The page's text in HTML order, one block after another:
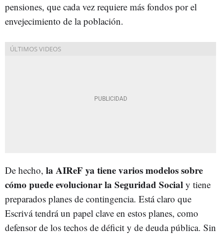
pensiones, que cada vez requiere más fondos por el
envejecimiento de la población.
De hecho, la AIReF ya tiene varios modelos sobre
cómo puede evolucionar la Seguridad Social y tiene
preparados planes de contingencia. Está claro que
Escrivá tendrá un papel clave en estos planes, como
defensor de los techos de déficit y de deuda pública. Sin